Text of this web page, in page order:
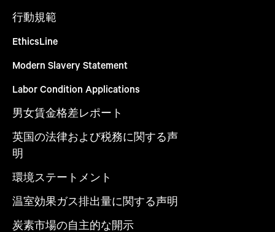
行動規範
EthicsLine
Modern Slavery Statement
Labor Condition Applications
男女賃金格差レポート
英国の法律および税務に関する声
明
環境ステートメント
温室効果ガス排出量に関する声明
炭素市場の自主的な開示